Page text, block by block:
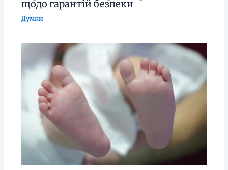
щодо гарантій безпеки
Думки